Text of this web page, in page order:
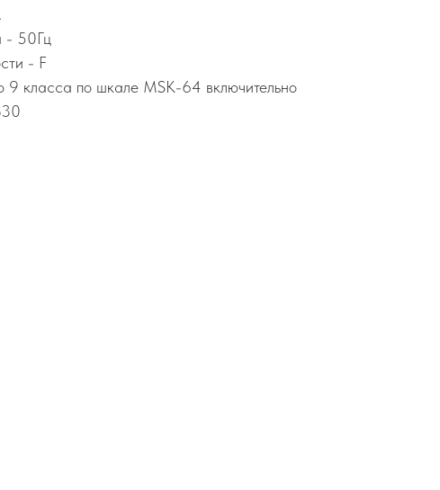
- 50Гц
- F
9 класса по шкале MSK-64 включительно